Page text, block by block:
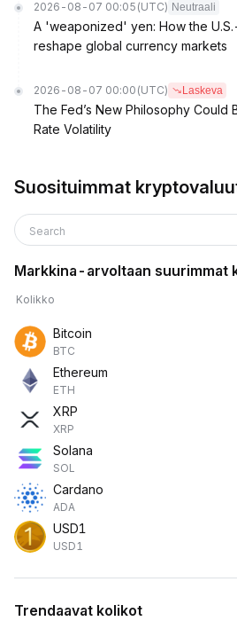
2026-08-07 00:05 (UTC) Neutraali
A 'weaponized' yen: How the
reshape global currency markets
2026-08-07 00:00 (UTC) Laskeva
The Fed’s New Philosophy Could
Rate Volatility
Suosituimmat
Search
Markkina-arvoltaan suurimmat
Kolikko
Bitcoin
BTC
Ethereum
ETH
XRP
XRP
Solana
SOL
Cardano
ADA
USD1
USD1
Trendaavat kolikot